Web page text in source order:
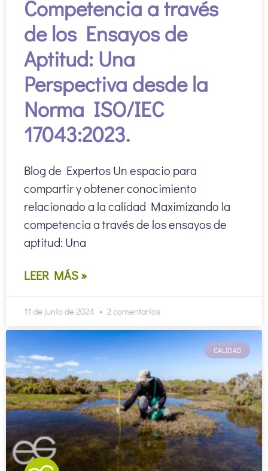
Competencia a través
de los Ensayos de
Aptitud: Una
Perspectiva desde la
Norma ISO/IEC
17043:2023.
Blog de Expertos Un espacio para
compartir y obtener conocimiento
relacionado a la calidad Maximizando la
competencia a través de los ensayos de
aptitud: Una
LEER MÁS »
11 de junio de 2024 2 comentarios
CALIDAD